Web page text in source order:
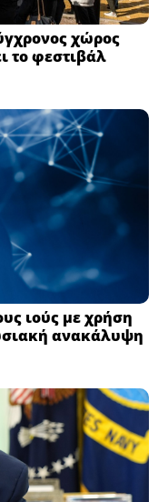
χώρος
το φεστιβάλ
ιούς με χρήση
ανακάλυψη